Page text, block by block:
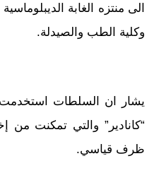
الى منتزه الغابة
وكلية الطب والصيدلة.
يشار ان السلطات
“كانادير” والتي تمكنت من
ظرف قياسي.